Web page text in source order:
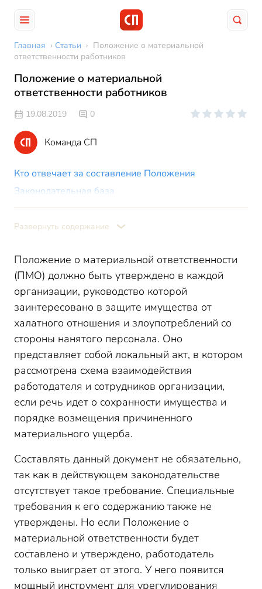
Главная › Статьи › Положение о материальной
ответственности работников
Положение о материальной
ответственности работников
19.08.2019 0
Команда СП
Кто отвечает за составление Положения
Законодательная база
Ключевые нормы статей ТК РФ:
Структура Положения о материальной
Развернуть содержание
Положение о материальной ответственности
(ПМО) должно быть утверждено в каждой
организации, руководство которой
заинтересовано в защите имущества от
халатного отношения и злоупотреблений со
стороны нанятого персонала. Оно
представляет собой локальный акт, в котором
рассмотрена схема взаимодействия
работодателя и сотрудников организации,
если речь идет о сохранности имущества и
порядке возмещения причиненного
материального ущерба.
Составлять данный документ не обязательно,
так как в действующем законодательстве
отсутствует такое требование. Специальные
требования к его содержанию также не
утверждены. Но если Положение о
материальной ответственности будет
составлено и утверждено, работодатель
только выиграет от этого. У него появится
мощный инструмент для урегулирования